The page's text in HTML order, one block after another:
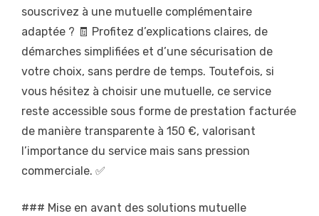
souscrivez à une mutuelle complémentaire
adaptée ? 🧾 Profitez d’explications claires, de
démarches simplifiées et d’une sécurisation de
votre choix, sans perdre de temps. Toutefois, si
vous hésitez à choisir une mutuelle, ce service
reste accessible sous forme de prestation facturée
de manière transparente à 150 €, valorisant
l’importance du service mais sans pression
commerciale. ✅
### Mise en avant des solutions mutuelle